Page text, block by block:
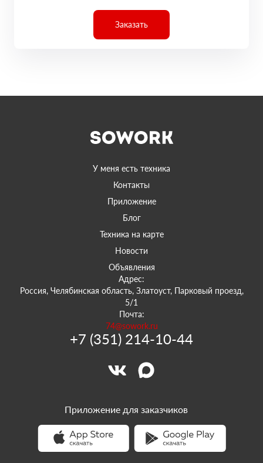
Заказать
У меня есть техника
Контакты
Приложение
Блог
Техника на карте
Новости
Объявления
Адрес:
Россия, Челябинская область, Златоуст, Парковый проезд,
5/1
Почта:
74@sowork.ru
+7 (351) 214-10-44
Приложение для заказчиков